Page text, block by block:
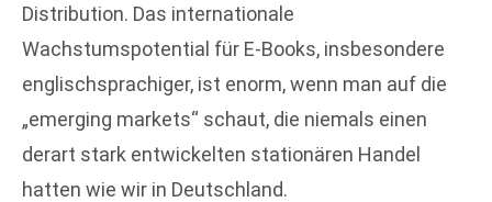
Distribution. Das internationale
Wachstumspotential für E-Books, insbesondere
englischsprachiger, ist enorm, wenn man auf die
„emerging markets“ schaut, die niemals einen
derart stark entwickelten stationären Handel
hatten wie wir in Deutschland.